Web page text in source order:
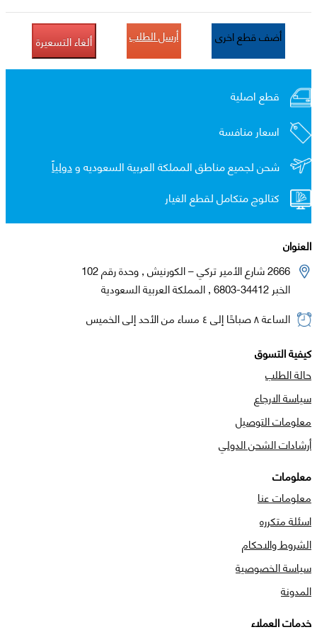
أضف قطع اخرى أرسل الطلب ألغاء التسعيرة
قطع اصلية
اسعار منافسة
شحن لجميع مناطق المملكة العربية السعوديه ودولياً
كتالوج متكامل لقطع الغيار
العنوان
2666 شارع الأمير تركي – الكورنيش , وحدة رقم 102
الخبر 34412-6803 , المملكة العربية السعودية
الساعة ٨ صباحًا إلى ٤ مساء من الأحد إلى الخميس
كيفية التسوق
حالة الطلب
سياسة الارجاع
معلومات التوصيل
أرشادات الشحن الدولي
معلومات
معلومات عنا
اسئلة متكرره
الشروط والاحكام
سياسة الخصوصية
المدونة
خدمات العملاء